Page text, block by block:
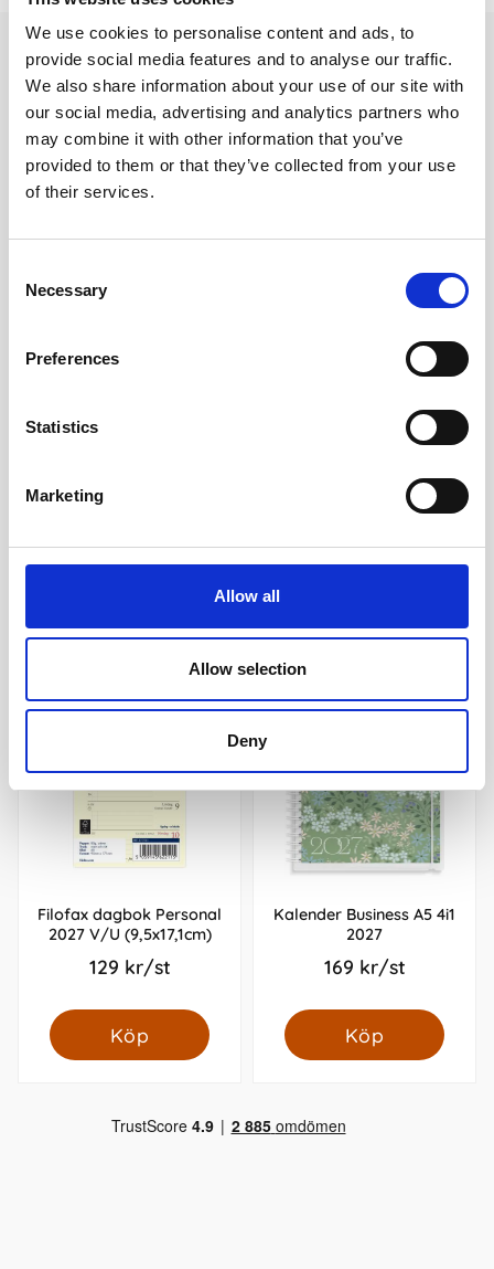
We use cookies to personalise content and ads, to
provide social media features and to analyse our traffic.
We also share information about your use of our site with
our social media, advertising and analytics partners who
may combine it with other information that you’ve
provided to them or that they’ve collected from your use
of their services.
Selection
Necessary
Preferences
Statistics
Marketing
Allow all
Allow selection
Deny
Andra tittade även på
245 kr/st
Andra köpte även
Filofax dagbok Personal
2027 V/U (9,5x17,1cm)
129 kr/st
Köp
Kalender Business A5 4i1
2027
169 kr/st
Köp